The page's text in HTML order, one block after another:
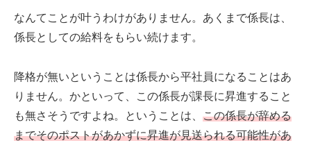
なんてことが叶うわけがありません。あくまで係長は、
係長としての給料をもらい続けます。
降格が無いということは係長から平社員になることはあ
りません。かといって、この係長が課長に昇進すること
も無さそうですよね。ということは、 この係長が辞める
までそのポストがあかずに昇進が見送られる可能性があ